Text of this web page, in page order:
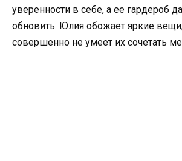
уверенности в себе, а ее гардероб
обновить. Юлия обожает яркие
совершенно не умеет их сочетать